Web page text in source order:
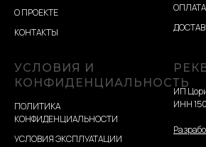
О ПРОЕКТЕ
КОНТАКТЫ
ОПЛАТА
УСЛОВИЯ И
КОНФИДЕНЦИАЛЬНОСТЬ
ПОЛИТИКА
КОНФИДЕНЦИАЛЬНОСТИ
УСЛОВИЯ ЭКСПЛУАТАЦИИ
ИП
ИНН